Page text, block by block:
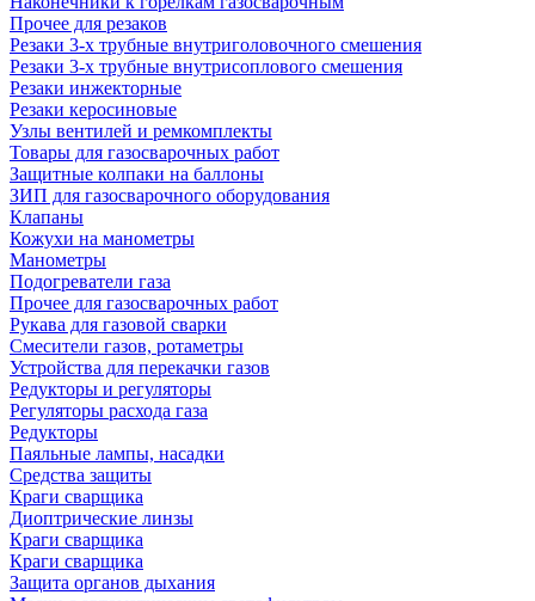
Прочее для резаков
Резаки 3-х трубные внутриголовочного смешения
Резаки 3-х трубные внутрисоплового смешения
Резаки инжекторные
Резаки керосиновые
Узлы вентилей и ремкомплекты
Товары для газосварочных работ
Защитные колпаки на баллоны
ЗИП для газосварочного оборудования
Клапаны
Кожухи на манометры
Манометры
Подогреватели газа
Прочее для газосварочных работ
Рукава для газовой сварки
Смесители газов, ротаметры
Устройства для перекачки газов
Редукторы и регуляторы
Регуляторы расхода газа
Редукторы
Паяльные лампы, насадки
Средства защиты
Краги сварщика
Диоптрические линзы
Краги сварщика
Краги сварщика
Защита органов дыхания